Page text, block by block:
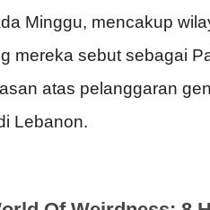
Minggu, mencakup
mereka sebut sebagai
atas pelanggaran
Lebanon.